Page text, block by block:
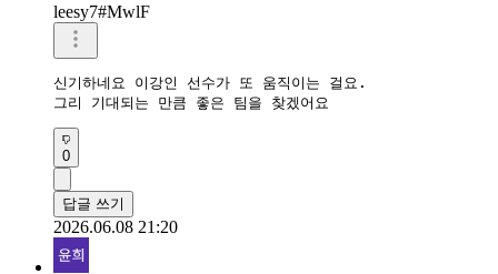
leesy7#MwlF
신기하네요 이강인 선수가 또 움직이는 걸요.
그리 기대되는 만큼 좋은 팀을 찾겠어요
0
답글 쓰기
2026.06.08 21:20